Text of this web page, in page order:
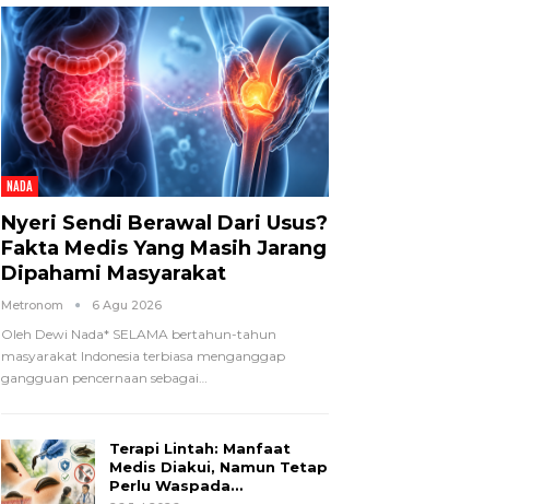
NADA
Nyeri Sendi Berawal Dari Usus?
Fakta Medis Yang Masih Jarang
Dipahami Masyarakat
Metronom 6 Agu 2026
Oleh Dewi Nada* SELAMA bertahun-tahun
masyarakat Indonesia terbiasa menganggap
gangguan pencernaan sebagai…
Terapi Lintah: Manfaat
Medis Diakui, Namun Tetap
Perlu Waspada…